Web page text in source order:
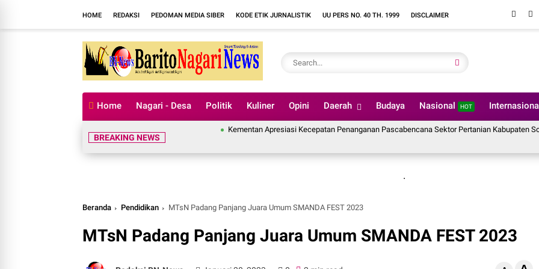
HOME REDAKSI PEDOMAN MEDIA SIBER KODE ETIK JURNALISTIK UU PERS NO. 40 TH. 1999 DISCLAIMER
Home Nagari - Desa Politik Kuliner Opini Daerah Budaya Nasional HOT
BREAKING NEWS
Kementan Apresiasi Kecepatan Penanganan Pascabencana Sektor Pertanian Kabupaten Solok,
.
Beranda Pendidikan MTsN Padang Panjang Juara Umum SMANDA FEST 2023
MTsN Padang Panjang Juara Umum SMANDA FEST 2023